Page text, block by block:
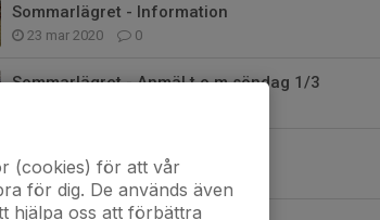
Sommarlägret - Information
23 mar 2020 0
Sommarlägret - Anmäl t.o.m söndag 1/3
13 jan 2020 0
(cookies) för att vår
för dig. De används även
hjälpa oss att förbättra